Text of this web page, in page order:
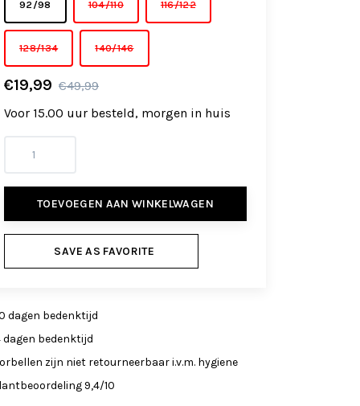
92/98 104/110 116/122
128/134 140/146
€19,99 €49,99
Voor 15.00 uur besteld, morgen in huis
TOEVOEGEN AAN WINKELWAGEN
SAVE AS FAVORITE
dagen bedenktijd
dagen bedenktijd
zijn niet retourneerbaar i.v.m. hygiene
9,4/10